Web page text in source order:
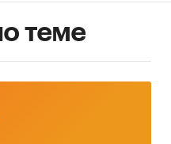
СМИ
теме